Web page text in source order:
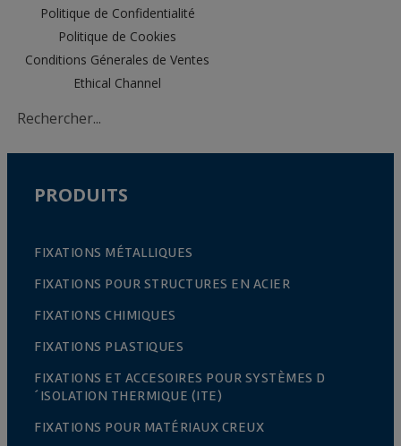
Politique de Confidentialité
Politique de Cookies
Conditions Génerales de Ventes
Ethical Channel
PRODUITS
FIXATIONS MÉTALLIQUES
FIXATIONS POUR STRUCTURES EN ACIER
FIXATIONS CHIMIQUES
FIXATIONS PLASTIQUES
FIXATIONS ET ACCESOIRES POUR SYSTÈMES D
´ISOLATION THERMIQUE (ITE)
FIXATIONS POUR MATÉRIAUX CREUX